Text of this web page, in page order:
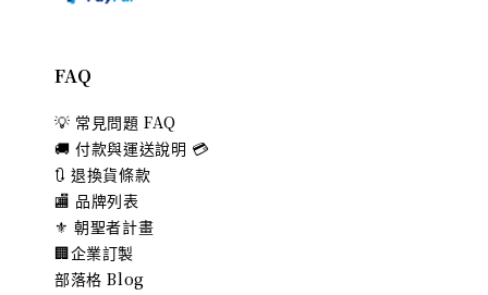
FAQ
💡 常見問題 FAQ
🚚 付款與運送說明 💳
🔃 退換貨條款
🏬 品牌列表
⚜️ 朝聖者計畫
🏢企業訂製
部落格 Blog